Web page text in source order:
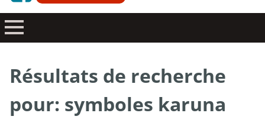
Résultats de recherche
pour: symboles karuna